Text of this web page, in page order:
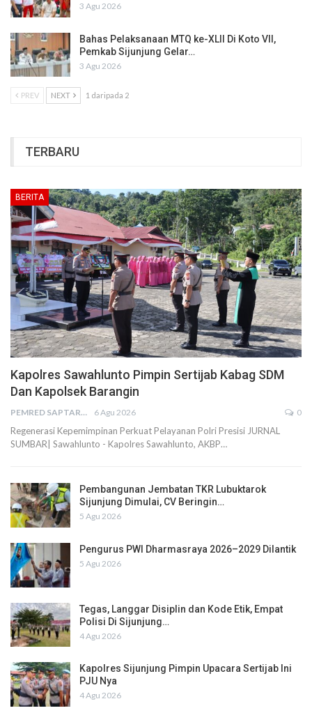
3 Agu 2026
Bahas Pelaksanaan MTQ ke-XLII Di Koto VII,
Pemkab Sijunjung Gelar…
3 Agu 2026
PREV NEXT 1 daripada 2
TERBARU
BERITA
Kapolres Sawahlunto Pimpin Sertijab Kabag SDM
Dan Kapolsek Barangin
PEMRED SAPTARIUS 6 Agu 2026 0
Regenerasi Kepemimpinan Perkuat Pelayanan Polri Presisi JURNAL
SUMBAR| Sawahlunto - Kapolres Sawahlunto, AKBP…
Pembangunan Jembatan TKR Lubuktarok
Sijunjung Dimulai, CV Beringin…
5 Agu 2026
Pengurus PWI Dharmasraya 2026–2029 Dilantik
5 Agu 2026
Tegas, Langgar Disiplin dan Kode Etik, Empat
Polisi Di Sijunjung…
4 Agu 2026
Kapolres Sijunjung Pimpin Upacara Sertijab Ini
PJU Nya
4 Agu 2026